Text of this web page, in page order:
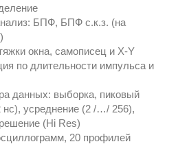
БПФ, БПФ с.к.з. (на
окна, самописец и X-Y
по длительности импульса и
данных: выборка, пиковый
нс), усреднение (2 /…/ 256),
(Hi Res)
20 профилей